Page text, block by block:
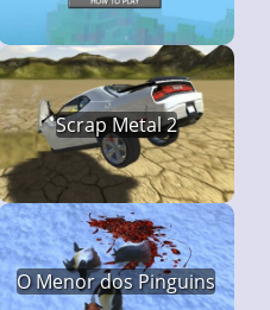
Scrap Metal 2
O Menor dos Pinguins